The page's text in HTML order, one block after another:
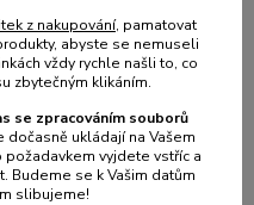
z nakupování, pamatovat
abyste se nemuseli
vždy rychle našli to, co
zbytečným klikáním.
se zpracováním souborů
ukládají na Vašem
vyjdete vstříc a
Budeme se k Vašim datům
slibujeme!